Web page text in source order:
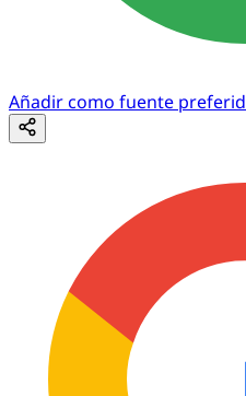
Añadir como fuente